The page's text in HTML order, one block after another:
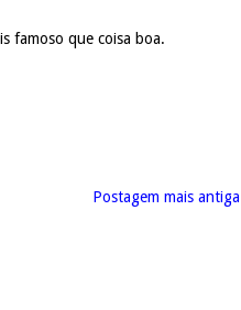
famoso que coisa boa.
Postagem mais antiga